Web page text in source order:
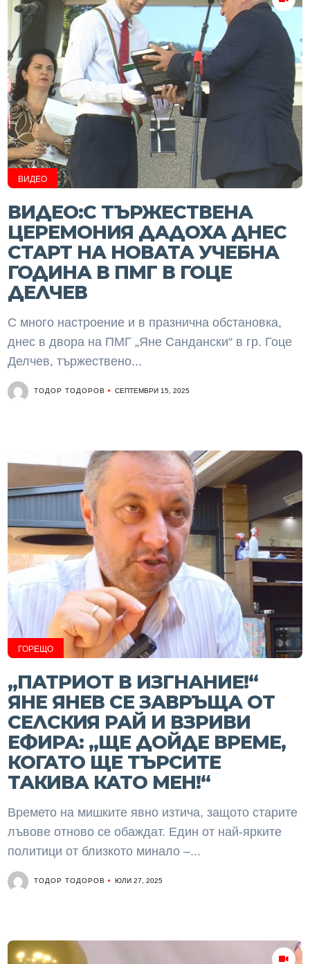
ВИДЕО
ВИДЕО:С ТЪРЖЕСТВЕНА
ЦЕРЕМОНИЯ ДАДОХА ДНЕС
СТАРТ НА НОВАТА УЧЕБНА
ГОДИНА В ПМГ В ГОЦЕ
ДЕЛЧЕВ
С много настроение и в празнична обстановка,
днес в двора на ПМГ „Яне Сандански“ в гр. Гоце
Делчев, тържествено...
ТОДОР ТОДОРОВ СЕПТЕМВРИ 15, 2025
ГОРЕЩО
„ПАТРИОТ В ИЗГНАНИЕ!“
ЯНЕ ЯНЕВ СЕ ЗАВРЪЩА ОТ
СЕЛСКИЯ РАЙ И ВЗРИВИ
ЕФИРА: „ЩЕ ДОЙДЕ ВРЕМЕ,
КОГАТО ЩЕ ТЪРСИТЕ
ТАКИВА КАТО МЕН!“
Времето на мишките явно изтича, защото старите
лъвове отново се обаждат. Един от най-ярките
политици от близкото минало –...
ТОДОР ТОДОРОВ ЮЛИ 27, 2025